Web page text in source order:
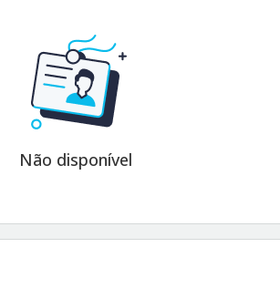
Não disponível